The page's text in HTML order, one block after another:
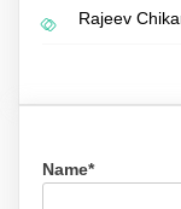
Rajeev
Name*